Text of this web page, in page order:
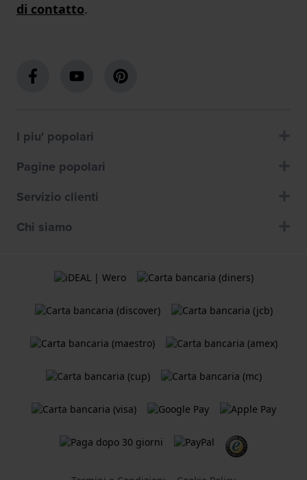
di contatto.
I piu' popolari
Pagine popolari
Servizio clienti
Chi siamo